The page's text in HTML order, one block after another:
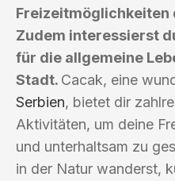
Freizeitmöglichkeiten
Zudem interessierst
für die allgemeine
Stadt. Cacak, eine
Serbien, bietet dir
Aktivitäten, um deine
und unterhaltsam zu
in der Natur wanderst,